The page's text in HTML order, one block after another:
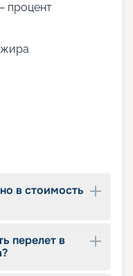
процент
в стоимость
перелет в